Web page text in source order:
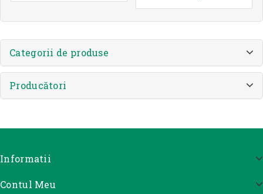
Categorii de produse
Producători
Informatii
Contul Meu